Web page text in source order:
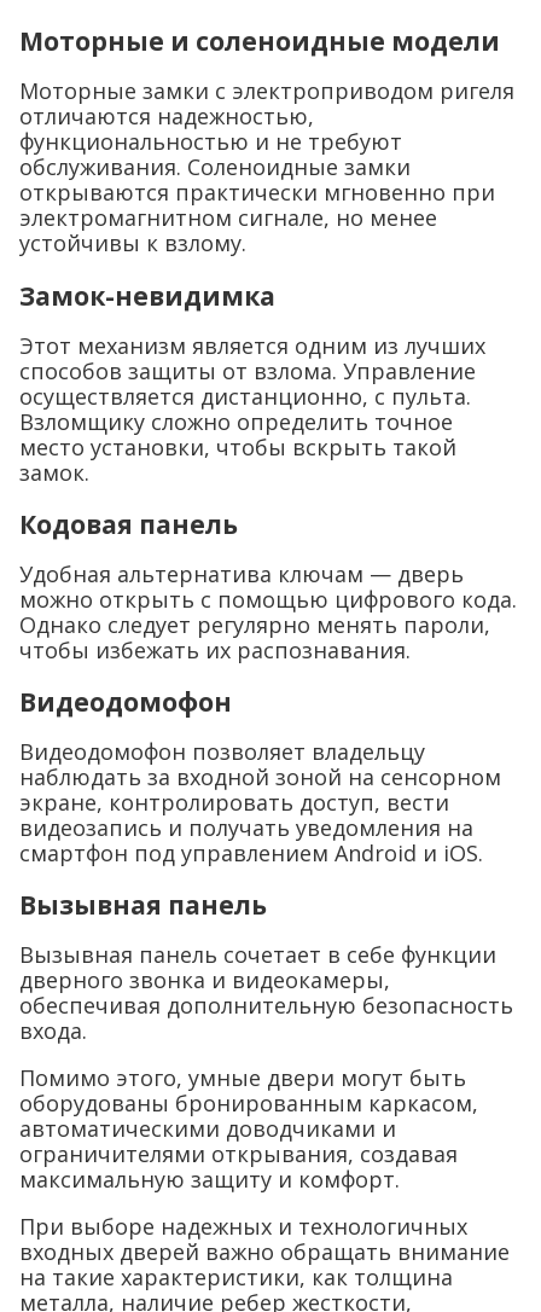
Моторные и соленоидные модели
Моторные замки с электроприводом ригеля
отличаются надежностью,
функциональностью и не требуют
обслуживания. Соленоидные замки
открываются практически мгновенно при
электромагнитном сигнале, но менее
устойчивы к взлому.
Замок-невидимка
Этот механизм является одним из лучших
способов защиты от взлома. Управление
осуществляется дистанционно, с пульта.
Взломщику сложно определить точное
место установки, чтобы вскрыть такой
замок.
Кодовая панель
Удобная альтернатива ключам — дверь
можно открыть с помощью цифрового кода.
Однако следует регулярно менять пароли,
чтобы избежать их распознавания.
Видеодомофон
Видеодомофон позволяет владельцу
наблюдать за входной зоной на сенсорном
экране, контролировать доступ, вести
видеозапись и получать уведомления на
смартфон под управлением Android и iOS.
Вызывная панель
Вызывная панель сочетает в себе функции
дверного звонка и видеокамеры,
обеспечивая дополнительную безопасность
входа.
Помимо этого, умные двери могут быть
оборудованы бронированным каркасом,
автоматическими доводчиками и
ограничителями открывания, создавая
максимальную защиту и комфорт.
При выборе надежных и технологичных
входных дверей важно обращать внимание
на такие характеристики, как толщина
металла, наличие ребер жесткости,